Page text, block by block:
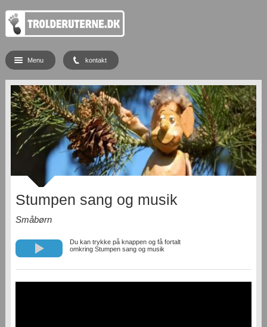
Stumpen sang og musik
Småbørn
Du kan trykke på knappen og få fortalt
omkring Stumpen sang og musik
Menu kontakt